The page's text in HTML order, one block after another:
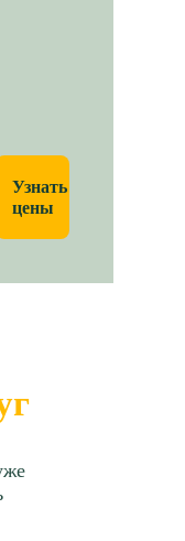
Узнать
цены